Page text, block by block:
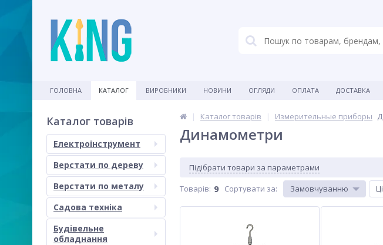
ГОЛОВНА КАТАЛОГ ВИРОБНИКИ НОВИНИ ОГЛЯДИ ОПЛАТА ДОСТАВКА
Каталог товарів
Електроінструмент
Верстати по дереву
Верстати по металу
Садова техніка
Будівельне
обладнання
Каталог товарів Измерительные приборы
Динамометри
Підібрати товари за параметрами
Товарів: 9 Сортувати за: Замовчуванню